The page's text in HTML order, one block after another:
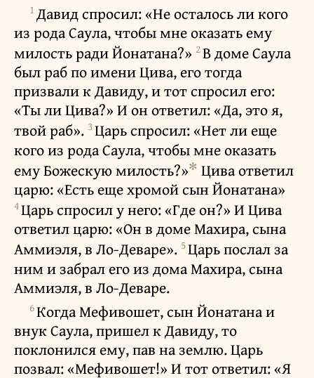
1Давид спросил: «Не осталось ли кого
из рода Саула, чтобы мне оказать ему
милость ради Йонатана?» 2В доме Саула
был раб по имени Цива, его тогда
призвали к Давиду, и тот спросил его:
«Ты ли Цива?» И он ответил: «Да, это я,
твой раб». 3Царь спросил: «Нет ли еще
кого из рода Саула, чтобы мне оказать
ему Божескую милость?»✻ Цива ответил
царю: «Есть еще хромой сын Йонатана»
4Царь спросил у него: «Где он?» И Цива
ответил царю: «Он в доме Махира, сына
Аммиэля, в Ло-Деваре». 5Царь послал за
ним и забрал его из дома Махира, сына
Аммиэля, в Ло-Деваре.
6Когда Мефивошет, сын Йонатана и
внук Саула, пришел к Давиду, то
поклонился ему, пав на землю. Царь
позвал: «Мефивошет!» И тот ответил: «Я